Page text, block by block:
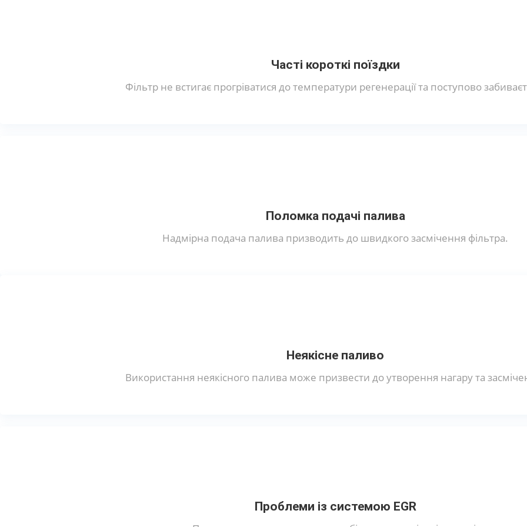
Часті короткі поїздки
Фільтр не встигає прогріватися до температури регенерації та поступово
Поломка подачі палива
Надмірна подача палива призводить до швидкого засмічення фільтра.
Неякісне паливо
Використання неякісного палива може призвести до утворення нагару та
Проблеми із системою EGR